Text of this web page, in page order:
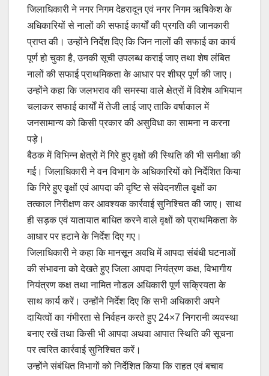
जिलाधिकारी ने नगर निगम देहरादून एवं नगर निगम ऋषिकेश के
अधिकारियों से नालों की सफाई कार्यों की प्रगति की जानकारी
प्राप्त की। उन्होंने निर्देश दिए कि जिन नालों की सफाई का कार्य
पूर्ण हो चुका है, उनकी सूची उपलब्ध कराई जाए तथा शेष लंबित
नालों की सफाई प्राथमिकता के आधार पर शीघ्र पूर्ण की जाए।
उन्होंने कहा कि जलभराव की समस्या वाले क्षेत्रों में विशेष अभियान
चलाकर सफाई कार्यों में तेजी लाई जाए ताकि वर्षाकाल में
जनसामान्य को किसी प्रकार की असुविधा का सामना न करना
पड़े।
बैठक में विभिन्न क्षेत्रों में गिरे हुए वृक्षों की स्थिति की भी समीक्षा की
गई। जिलाधिकारी ने वन विभाग के अधिकारियों को निर्देशित किया
कि गिरे हुए वृक्षों एवं आपदा की दृष्टि से संवेदनशील वृक्षों का
तत्काल निरीक्षण कर आवश्यक कार्रवाई सुनिश्चित की जाए। साथ
ही सड़क एवं यातायात बाधित करने वाले वृक्षों को प्राथमिकता के
आधार पर हटाने के निर्देश दिए गए।
जिलाधिकारी ने कहा कि मानसून अवधि में आपदा संबंधी घटनाओं
की संभावना को देखते हुए जिला आपदा नियंत्रण कक्ष, विभागीय
नियंत्रण कक्ष तथा नामित नोडल अधिकारी पूर्ण सक्रियता के
साथ कार्य करें। उन्होंने निर्देश दिए कि सभी अधिकारी अपने
दायित्वों का गंभीरता से निर्वहन करते हुए 24×7 निगरानी व्यवस्था
बनाए रखें तथा किसी भी आपदा अथवा आपात स्थिति की सूचना
पर त्वरित कार्रवाई सुनिश्चित करें।
उन्होंने संबंधित विभागों को निर्देशित किया कि राहत एवं बचाव